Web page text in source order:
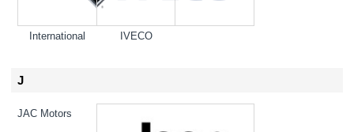
International IVECO
J
JAC Motors